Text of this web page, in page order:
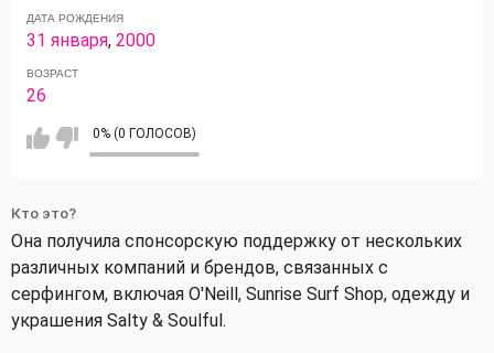
ДАТА РОЖДЕНИЯ
31 января,2000
ВОЗРАСТ
26
0% (0 ГОЛОСОВ)
Кто это?
Она получила спонсорскую поддержку от нескольких
различных компаний и брендов, связанных с
серфингом, включая O'Neill, Sunrise Surf Shop, одежду и
украшения Salty & Soulful.